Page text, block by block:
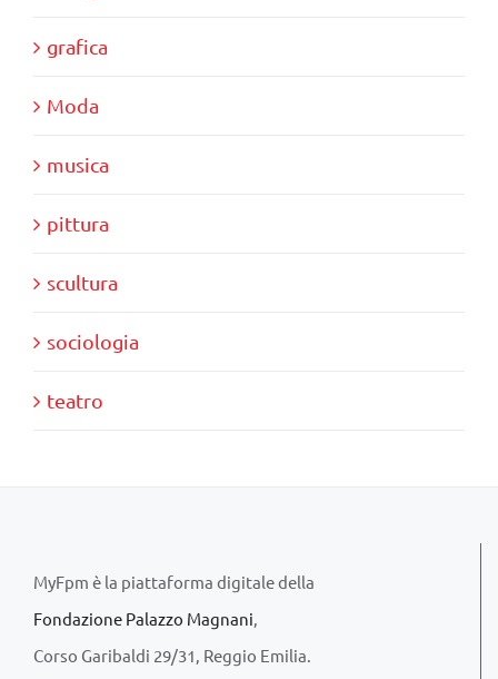
grafica
Moda
musica
pittura
scultura
sociologia
teatro
MyFpm è la piattaforma digitale della
Fondazione Palazzo Magnani
Corso Garibaldi 29/31, Reggio Emilia.